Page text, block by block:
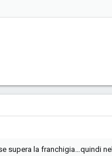
supera la franchigia…quindi